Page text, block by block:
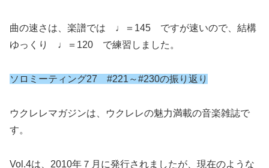
曲の速さは、楽譜では ♩＝145 ですが速いので、結構
ゆっくり ♩＝120 で練習しました。
ソロミーティング27 #221～#230の振り返り
ウクレレマガジンは、ウクレレの魅力満載の音楽雑誌で
す。
Vol.4は、2010年７月に発行されましたが、現在のような